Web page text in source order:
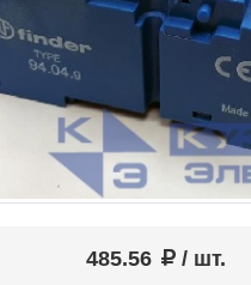
485.56 / шт.